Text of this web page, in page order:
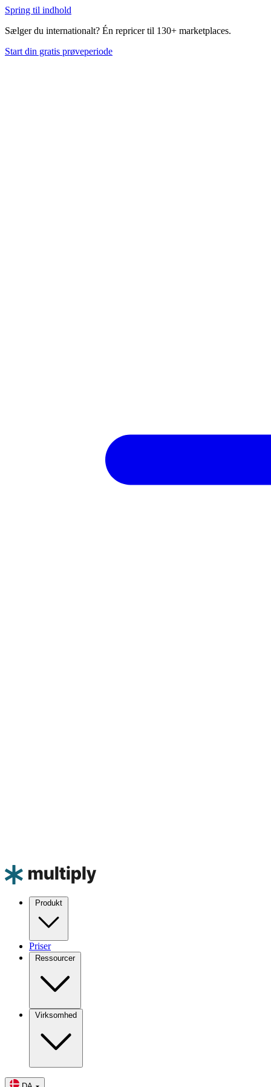
Spring til indhold
Sælger du internationalt? Én repricer til 130+ marketplaces.
Start din gratis prøveperiode
Produkt
Priser
Ressourcer
Virksomhed